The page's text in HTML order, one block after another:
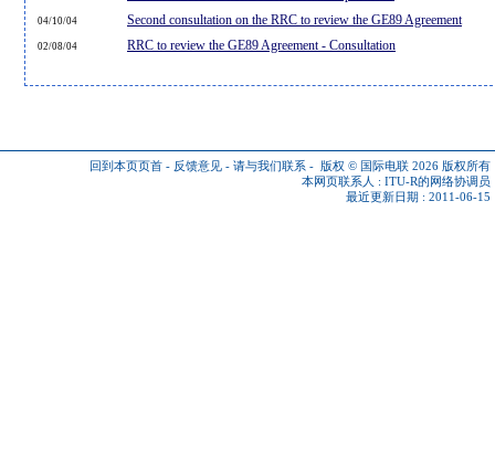
04/10/04 Second consultation on the RRC to review the GE89 Agreement
02/08/04 RRC to review the GE89 Agreement - Consultation
回到本页页首 - 反馈意见 - 请与我们联系 - 版权 © 国际电联 2026 版权所有
本网页联系人 : ITU-R的网络协调员
最近更新日期 : 2011-06-15